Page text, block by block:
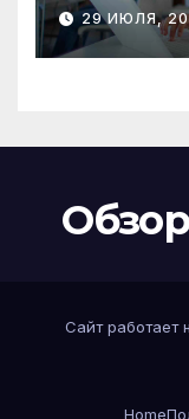
29 ИЮЛЯ,
Сайт работает
Home